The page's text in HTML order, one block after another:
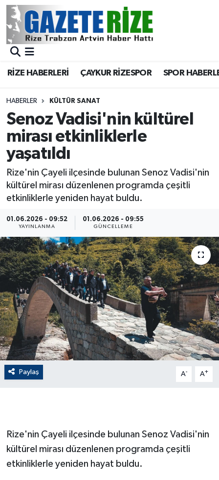
RİZE HABERLERİ ÇAYKUR RİZESPOR SPOR
HABERLER KÜLTÜR SANAT
Senoz Vadisi'nin kültürel
mirası etkinliklerle
yaşatıldı
Rize'nin Çayeli ilçesinde bulunan Senoz Vadisi'nin
kültürel mirası düzenlenen programda çeşitli
etkinliklerle yeniden hayat buldu.
01.06.2026 - 09:52
YAYINLANMA
01.06.2026 - 09:55
GÜNCELLEME
Paylaş A- A+
Rize'nin Çayeli ilçesinde bulunan Senoz Vadisi'nin
kültürel mirası düzenlenen programda çeşitli
etkinliklerle yeniden hayat buldu.
BÖLGEMİZ
Asayiş
Rize Jandarma Komutanlığı
Bilim Teknoloji
Bölge
Advertising news
ÇEVRE
Dış Haberler
Dünya
EĞİTİM
EKONOMİ
English News
Gayrimenkul
GENEL
Merkez Nöbetçi Eczaneler
Merkez Trafik Yoğunluk Haritası
Süper Lig Puan Durumu ve Fikstür
Tüm Manşetler
Son Dakika Haberleri
Haber Arşivi